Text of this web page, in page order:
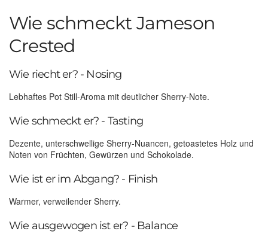
Wie schmeckt Jameson
Crested
Wie riecht er? - Nosing
Lebhaftes Pot Still-Aroma mit deutlicher Sherry-Note.
Wie schmeckt er? - Tasting
Dezente, unterschwellige Sherry-Nuancen, getoastetes Holz und
Noten von Früchten, Gewürzen und Schokolade.
Wie ist er im Abgang? - Finish
Warmer, verweilender Sherry.
Wie ausgewogen ist er? - Balance